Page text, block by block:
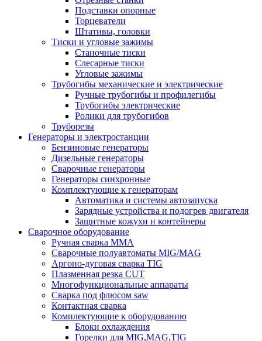
Подставки опорные
Торцеватели
Штативы, головки
Тиски и угловые зажимы
Станочные тиски
Слесарные тиски
Угловые зажимы
Трубогибы механические и электрические
Ручные трубогибы и профилегибы
Трубогибы электрические
Ролики для трубогибов
Труборезы
Генераторы и электростанции
Бензиновые генераторы
Дизельные генераторы
Сварочные генераторы
Генераторы синхронные
Комплектующие к генераторам
Автоматика и системы автозапуска
Зарядные устройства и подогрев двигателя
Защитные кожухи и контейнеры
Сварочное оборудование
Ручная сварка MMA
Сварочные полуавтоматы MIG/MAG
Аргоно-дуговая сварка TIG
Плазменная резка CUT
Многофункциональные аппараты
Сварка под флюсом saw
Контактная сварка
Комплектующие к оборудованию
Блоки охлаждения
Горелки для MIG,MAG,TIG